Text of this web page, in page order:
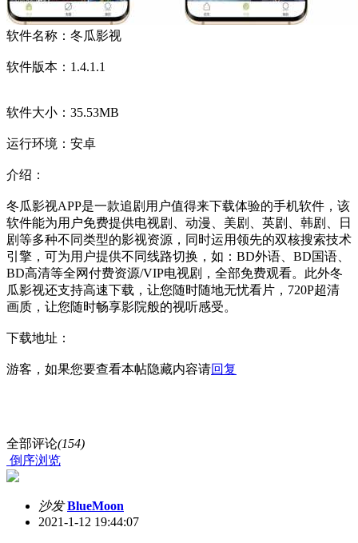
软件名称：冬瓜影视
软件版本：1.4.1.1
软件大小：35.53MB
运行环境：安卓
介绍：
冬瓜影视APP是一款追剧用户值得来下载体验的手机软件，该
软件能为用户免费提供电视剧、动漫、美剧、英剧、韩剧、日
剧等多种不同类型的影视资源，同时运用领先的双核搜索技术
引擎，可为用户提供不同线路切换，如：BD外语、BD国语、
BD高清等全网付费资源/VIP电视剧，全部免费观看。此外冬
瓜影视还支持高速下载，让您随时随地无忧看片，720P超清
画质，让您随时畅享影院般的视听感受。
下载地址：
游客，如果您要查看本帖隐藏内容请回复
全部评论(154)
倒序浏览
沙发 BlueMoon
2021-1-12 19:44:07